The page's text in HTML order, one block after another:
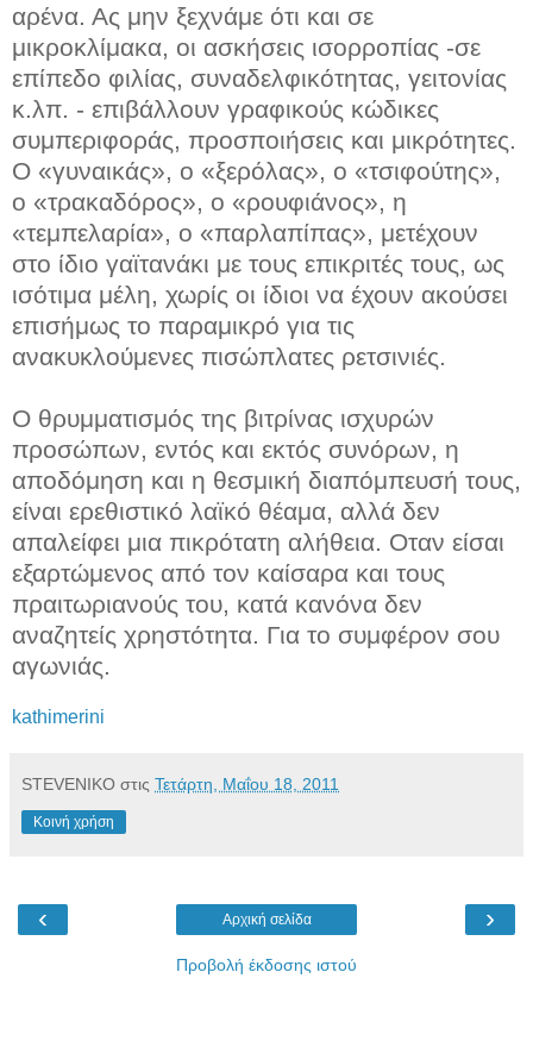
αρένα. Ας μην ξεχνάμε ότι και σε
μικροκλίμακα, οι ασκήσεις ισορροπίας -σε
επίπεδο φιλίας, συναδελφικότητας, γειτονίας
κ.λπ. - επιβάλλουν γραφικούς κώδικες
συμπεριφοράς, προσποιήσεις και μικρότητες.
Ο «γυναικάς», ο «ξερόλας», ο «τσιφούτης»,
ο «τρακαδόρος», ο «ρουφιάνος», η
«τεμπελαρία», ο «παρλαπίπας», μετέχουν
στο ίδιο γαϊτανάκι με τους επικριτές τους, ως
ισότιμα μέλη, χωρίς οι ίδιοι να έχουν ακούσει
επισήμως το παραμικρό για τις
ανακυκλούμενες πισώπλατες ρετσινιές.
Ο θρυμματισμός της βιτρίνας ισχυρών
προσώπων, εντός και εκτός συνόρων, η
αποδόμηση και η θεσμική διαπόμπευσή τους,
είναι ερεθιστικό λαϊκό θέαμα, αλλά δεν
απαλείφει μια πικρότατη αλήθεια. Οταν είσαι
εξαρτώμενος από τον καίσαρα και τους
πραιτωριανούς του, κατά κανόνα δεν
αναζητείς χρηστότητα. Για το συμφέρον σου
αγωνιάς.
kathimerini
STEVENIKO στις Τετάρτη, Μαΐου 18, 2011
Κοινή χρήση
‹ ›
Αρχική σελίδα
Προβολή έκδοσης ιστού